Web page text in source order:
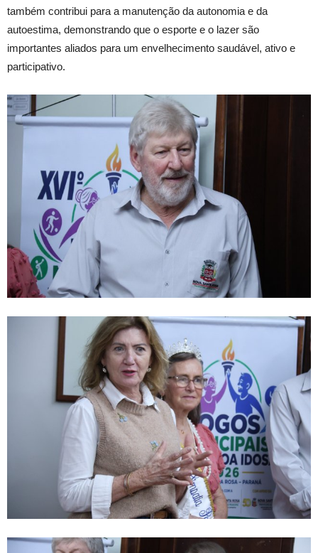
também contribui para a manutenção da autonomia e da
autoestima, demonstrando que o esporte e o lazer são
importantes aliados para um envelhecimento saudável, ativo e
participativo.